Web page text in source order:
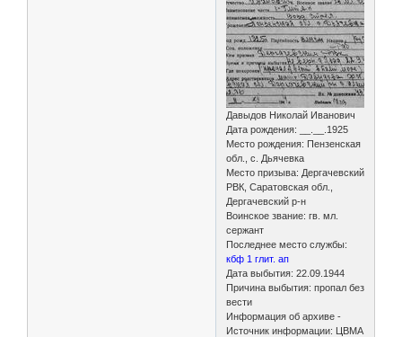
Давыдов Николай Иванович
Дата рождения: __.__.1925
Место рождения: Пензенская
обл., с. Дьячевка
Место призыва: Дергачевский
РВК, Саратовская обл.,
Дергачевский р-н
Воинское звание: гв. мл.
сержант
Последнее место службы:
кбф 1 глит. ап
Дата выбытия: 22.09.1944
Причина выбытия: пропал без
вести
Информация об архиве -
Источник информации: ЦВМА